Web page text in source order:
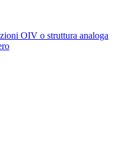
OIV o struttura analoga